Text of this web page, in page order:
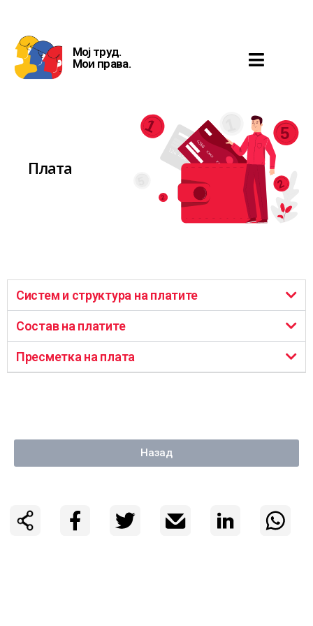
Мој труд.
Мои права.
Плата
Систем и структура на платите
Состав на платите
Пресметка на плата
Назад